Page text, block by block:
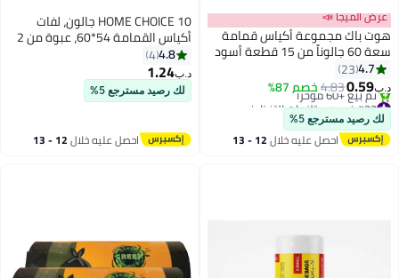
عرض الميجا 📣
هوت باك مجموعة أكياس قمامة
سعة 60 جالوناً من 15 قطعة أسود
95x120سم4.7
23
د.ب‏0.59
4.83خصم 87%
#33 في مستلزمات التنظيف
أقل سعر في 30 يوم
تم بيع +60 مؤخرًا
#33 في مستلزمات التنظيف
لك رصيد مسترجع 5%
احصل عليه خلال 12 - 13
اغسطس
HOME CHOICE 10 جالون، لفات
أكياس القمامة 54*60، عبوة من 2
(60 كيس قمامة)، أكياس صغيرة
جداً للقمامة
4.8
4
د.ب‏1.24
لك رصيد مسترجع 5%
احصل عليه خلال 12 - 13
اغسطس